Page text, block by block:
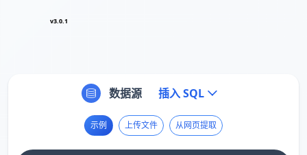
v3.0.1
数据源 插入 SQL
示例 上传文件 从网页提取